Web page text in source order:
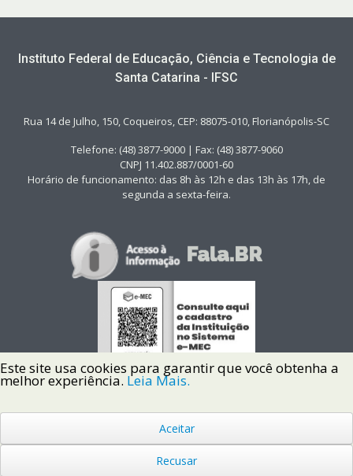
Instituto Federal de Educação, Ciência e Tecnologia de
Santa Catarina - IFSC
Rua 14 de Julho, 150, Coqueiros, CEP: 88075-010, Florianópolis-SC
Telefone: (48) 3877-9000 | Fax: (48) 3877-9060
CNPJ 11.402.887/0001-60
Horário de funcionamento: das 8h às 12h e das 13h às 17h, de
segunda a sexta-feira.
Copyright © 2022 Instituto Federal de Santa Catarina IFSC
Todos os Direitos Reservados.
Este site usa cookies para garantir que você obtenha a
melhor experiência. Leia Mais.
Aceitar
Recusar